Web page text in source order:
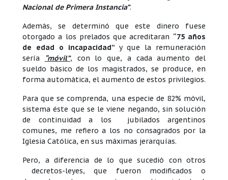
Nacional de Primera Instancia”.
Además, se determinó que este dinero fuese
otorgado a los prelados que acreditaran “75 años
de edad o incapacidad” y que la remuneración
sería
“móvil”, con lo que, a cada aumento del
sueldo básico de los magistrados, se produce, en
forma automática, el aumento de estos privilegios.
Para que se comprenda, una especie de 82% móvil,
sistema éste que se le viene negando, sin solución
de continuidad a los jubilados argentinos
comunes, me refiero a los no consagrados por la
Iglesia Católica, en sus máximas jerarquías.
Pero, a diferencia de lo que sucedió con otros
decretos-leyes, que fueron modificados o